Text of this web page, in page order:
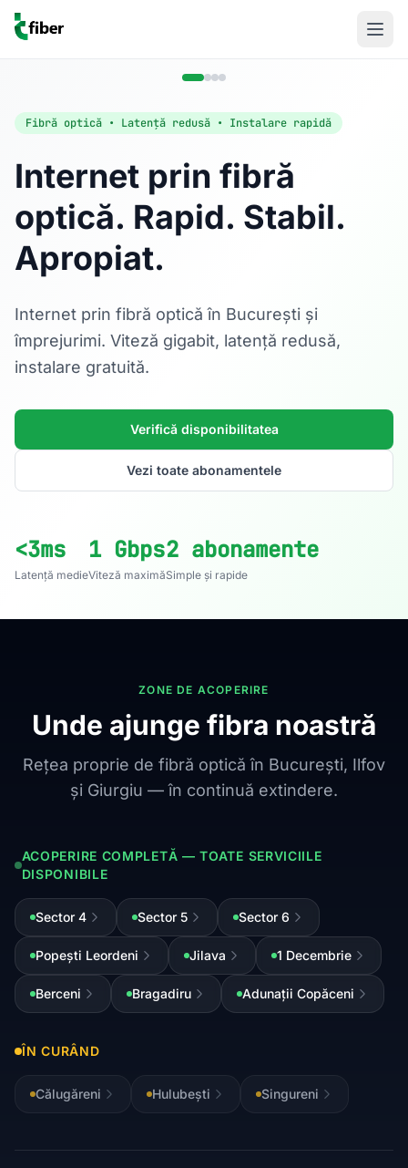
Fibră optică • Latență redusă • Instalare rapidă
Internet prin fibră
optică. Rapid. Stabil.
Apropiat.
Internet prin fibră optică în București și
împrejurimi. Viteză gigabit, latență redusă,
instalare gratuită.
Verifică disponibilitatea
Vezi toate abonamentele
<3ms
Latență medie
1 Gbps
Viteză maximă
2 abonamente
Simple și rapide
Acasă
Internet Rezidențial
Fibră optică până la 1 Gbps, direct în casa ta.
ZONE DE ACOPERIRE
Unde ajunge fibra noastră
Rețea proprie de fibră optică în București, Ilfov
și Giurgiu — în continuă extindere.
ACOPERIRE COMPLETĂ — TOATE SERVICIILE
DISPONIBILE
Sector 4 Sector 5 Sector 6
Popești Leordeni Jilava 1 Decembrie
Berceni Bragadiru Adunații Copăceni
ÎN CURÂND
Călugăreni Hulubești Singureni